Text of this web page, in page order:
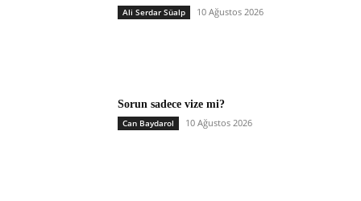
Ali Serdar Süalp 10 Ağustos 2026
Sorun sadece vize mi?
Can Baydarol 10 Ağustos 2026